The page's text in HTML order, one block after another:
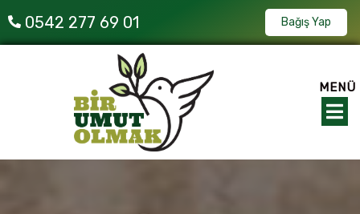
0542 277 69 01 Bağış Yap
MENÜ